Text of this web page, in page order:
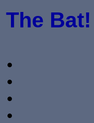
The